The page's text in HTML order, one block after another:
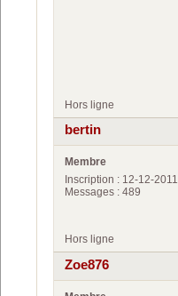
Hors ligne
bertin
Membre
Inscription : 12-12-2011
Messages : 489
Hors ligne
Zoe876